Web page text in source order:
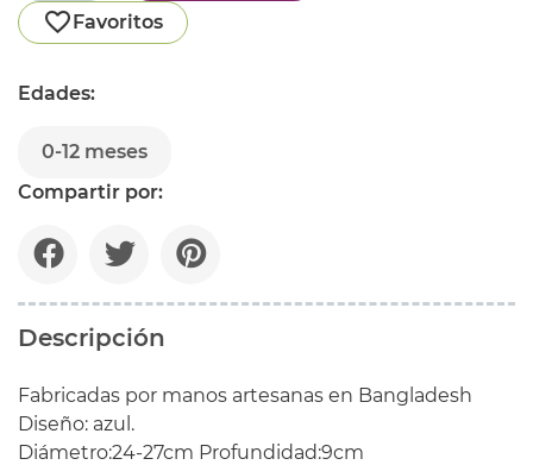
Favoritos
Edades:
0-12 meses
Compartir por:
Descripción
Fabricadas por manos artesanas en Bangladesh
Diseño: azul.
Diámetro:24-27cm Profundidad:9cm